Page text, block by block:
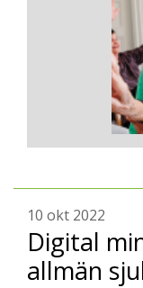
10 okt 2022
Digital
allmän